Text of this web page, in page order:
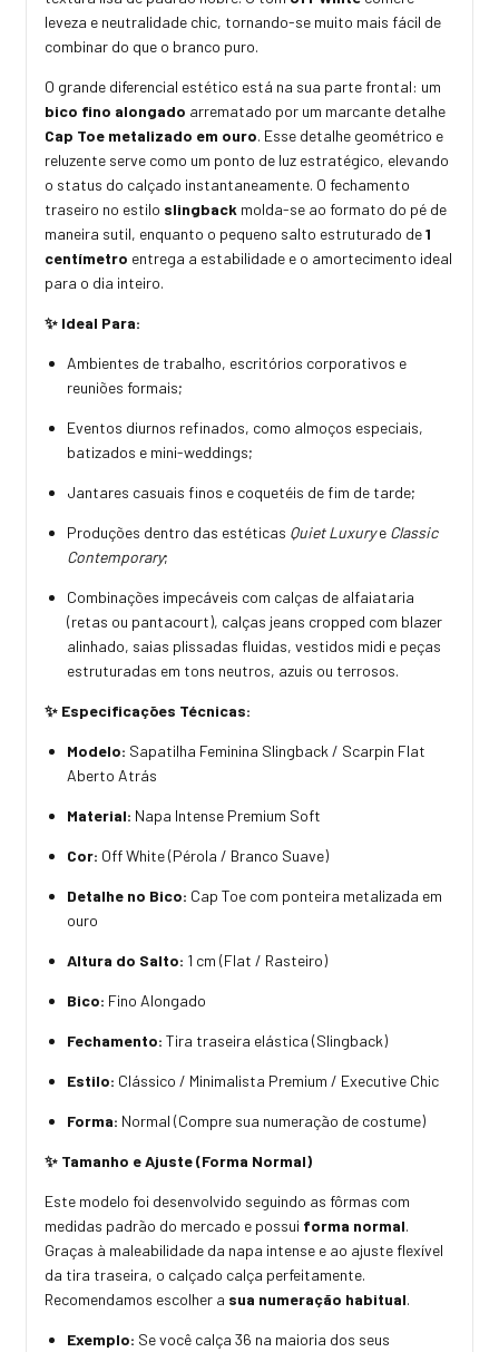
leveza e neutralidade chic, tornando-se muito mais fácil de
combinar do que o branco puro.
O grande diferencial estético está na sua parte frontal: um
bico fino alongado arrematado por um marcante detalhe
Cap Toe metalizado em ouro. Esse detalhe geométrico e
reluzente serve como um ponto de luz estratégico, elevando
o status do calçado instantaneamente. O fechamento
traseiro no estilo slingback molda-se ao formato do pé de
maneira sutil, enquanto o pequeno salto estruturado de1
centímetro entrega a estabilidade e o amortecimento ideal
para o dia inteiro.
✨ Ideal Para:
Ambientes de trabalho, escritórios corporativos e
reuniões formais;
Eventos diurnos refinados, como almoços especiais,
batizados e mini-weddings;
Jantares casuais finos e coquetéis de fim de tarde;
Produções dentro das estéticas Quiet Luxurye Classic
Contemporary;
Combinações impecáveis com calças de alfaiataria
(retas ou pantacourt), calças jeans cropped com blazer
alinhado, saias plissadas fluidas, vestidos midi e peças
estruturadas em tons neutros, azuis ou terrosos.
✨ Especificações Técnicas:
Modelo: Sapatilha Feminina Slingback / Scarpin Flat
Aberto Atrás
Material: Napa Intense Premium Soft
Cor: Off White (Pérola / Branco Suave)
Detalhe no Bico: Cap Toe com ponteira metalizada em
ouro
Altura do Salto: 1 cm (Flat / Rasteiro)
Bico: Fino Alongado
Fechamento: Tira traseira elástica (Slingback)
Estilo: Clássico / Minimalista Premium / Executive Chic
Forma: Normal (Compre sua numeração de costume)
✨ Tamanho e Ajuste (Forma Normal)
Este modelo foi desenvolvido seguindo as fôrmas com
medidas padrão do mercado e possui forma normal.
Graças à maleabilidade da napa intense e ao ajuste flexível
da tira traseira, o calçado calça perfeitamente.
Recomendamos escolher a sua numeração habitual.
Exemplo: Se você calça 36 na maioria dos seus